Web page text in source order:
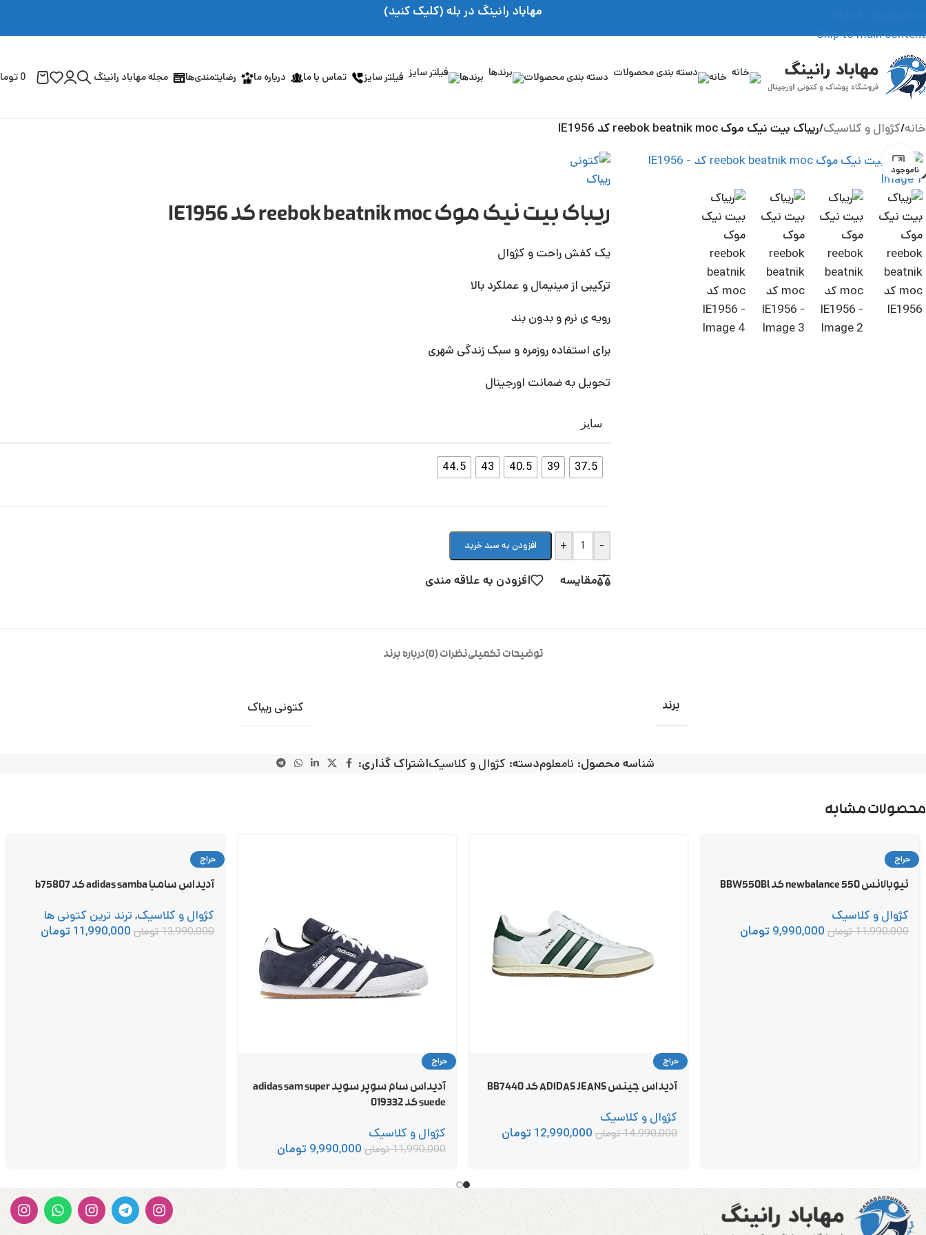
Skip to main content
مهاباد رانینگ در بله (کلیک کنید)
خانه دسته بندی محصولات برندها فیلتر سایز تماس با ما درباره ما رضایتمندی‌ها مجله مهاباد رانینگ 0
خانه/کژوال و کلاسیک/ریباک بیت نیک موک reebok beatnik moc کد IE1956
ناموجود
بزرگنمایی تصویر
ریباک بیت نیک موک reebok beatnik moc کد IE1956
یک کفش راحت و کژوال
ترکیبی از مینیمال و عملکرد بالا
رویه ی نرم و بدون بند
برای استفاده روزمره و سبک زندگی شهری
تحویل به ضمانت اورجینال
سایز
37.5
39
40.5
43
44.5
-
+ افزودن به سبد خرید
مقایسه افزودن به علاقه مندی
توضیحات تکمیلینظرات (0) درباره برند
برند کتونی ریباک
شناسه محصول: نامعلومدسته: کژوال و کلاسیکاشتراک گذاری:
محصولات مشابه
حراج
نیوبالانس 550 newbalance کد BBW550Bl
کژوال و کلاسیک
11,990,000تومان 9,990,000 تومان
حراج
آدیداس جینس ADIDAS JEANS کد BB7440
کژوال و کلاسیک
14,990,000تومان 12,990,000 تومان
حراج
آدیداس سام سوپر سوید adidas sam super
suede کد 019332
کژوال و کلاسیک
11,990,000تومان 9,990,000 تومان
حراج
آدیداس سامبا adidas samba کد b75807
کژوال و کلاسیک, ترند ترین کتونی ها
13,990,000تومان 11,990,000 تومان